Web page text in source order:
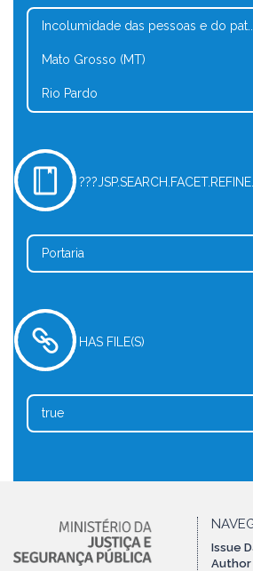
Incolumidade das pessoas e do pat...
Mato Grosso (MT)
Rio Pardo
Portaria
HAS FILE(S)
true
Issue
Author